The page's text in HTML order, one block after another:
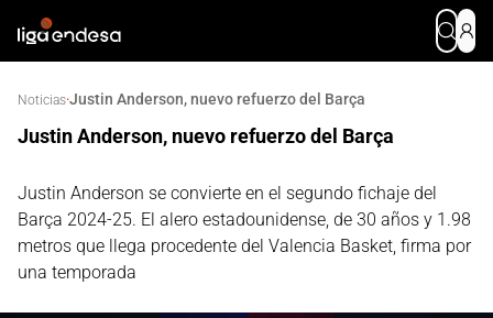
Noticias·Justin Anderson, nuevo refuerzo del Barça
Justin Anderson, nuevo refuerzo del Barça
Justin Anderson se convierte en el segundo fichaje del
Barça 2024-25. El alero estadounidense, de 30 años y 1.98
metros que llega procedente del Valencia Basket, firma por
una temporada